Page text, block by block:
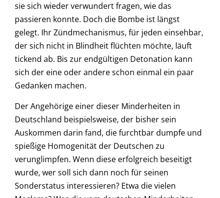
sie sich wieder verwundert fragen, wie das
passieren konnte. Doch die Bombe ist längst
gelegt. Ihr Zündmechanismus, für jeden einsehbar,
der sich nicht in Blindheit flüchten möchte, läuft
tickend ab. Bis zur endgültigen Detonation kann
sich der eine oder andere schon einmal ein paar
Gedanken machen.
Der Angehörige einer dieser Minderheiten in
Deutschland beispielsweise, der bisher sein
Auskommen darin fand, die furchtbar dumpfe und
spießige Homogenität der Deutschen zu
verunglimpfen. Wenn diese erfolgreich beseitigt
wurde, wer soll sich dann noch für seinen
Sonderstatus interessieren? Etwa die vielen